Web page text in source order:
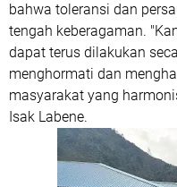
bahwa toleransi dan
tengah keberagaman.
dapat terus dilakukan
menghormati dan
masyarakat yang
Isak Labene.